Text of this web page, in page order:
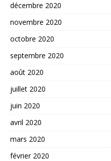
décembre 2020
novembre 2020
octobre 2020
septembre 2020
août 2020
juillet 2020
juin 2020
avril 2020
mars 2020
février 2020